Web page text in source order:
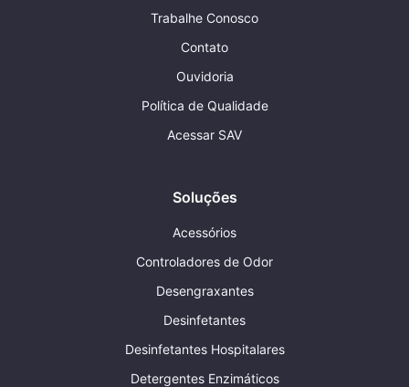
Trabalhe Conosco
Contato
Ouvidoria
Política de Qualidade
Acessar SAV
Soluções
Acessórios
Controladores de Odor
Desengraxantes
Desinfetantes
Desinfetantes Hospitalares
Detergentes Enzimáticos